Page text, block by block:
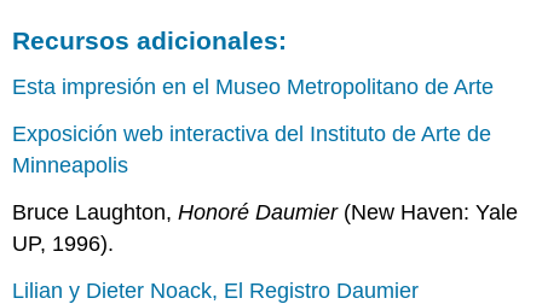
Recursos adicionales:
Esta impresión en el Museo Metropolitano de Arte
Exposición web interactiva del Instituto de Arte de
Minneapolis
Bruce Laughton,Honoré Daumier(New Haven: Yale
UP, 1996).
Lilian y Dieter Noack, El Registro Daumier